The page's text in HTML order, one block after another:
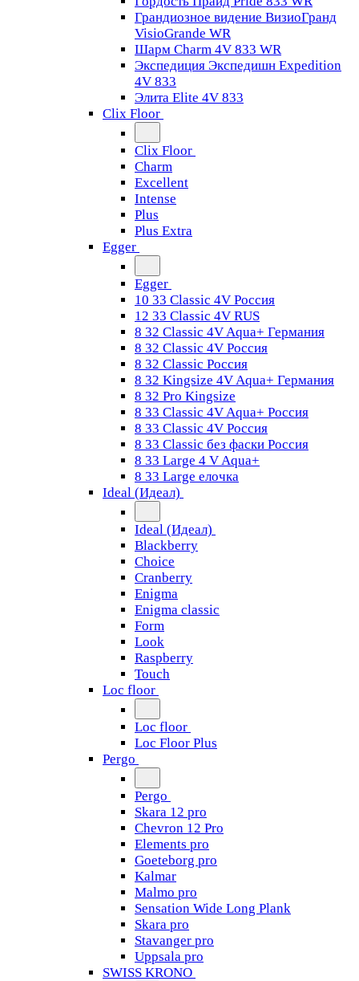
Грандиозное видение ВизиоГранд
VisioGrande WR
Шарм Charm 4V 833 WR
Экспедиция Экспедишн Expedition
4V 833
Элита Elite 4V 833
Clix Floor
Clix Floor
Charm
Excellent
Intense
Plus
Plus Extra
Egger
Egger
10 33 Classic 4V Россия
12 33 Classic 4V RUS
8 32 Classic 4V Aqua+ Германия
8 32 Classic 4V Россия
8 32 Classic Россия
8 32 Kingsize 4V Aqua+ Германия
8 32 Pro Kingsize
8 33 Classic 4V Aqua+ Россия
8 33 Classic 4V Россия
8 33 Classic без фаски Россия
8 33 Large 4 V Aqua+
8 33 Large елочка
Ideal (Идеал)
Ideal (Идеал)
Blackberry
Choice
Cranberry
Enigma
Enigma classic
Form
Look
Raspberry
Touch
Loc floor
Loc floor
Loc Floor Plus
Pergo
Pergo
Skara 12 pro
Chevron 12 Pro
Elements pro
Goeteborg pro
Kalmar
Malmo pro
Sensation Wide Long Plank
Skara pro
Stavanger pro
Uppsala pro
SWISS KRONO